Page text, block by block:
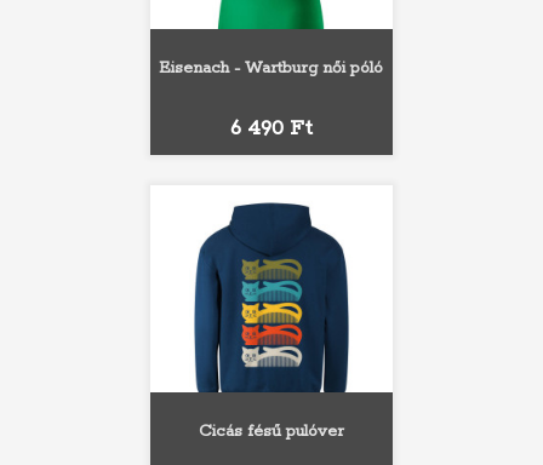
Eisenach - Wartburg női póló
Ár
6 490 Ft
Cicás fésű pulóver